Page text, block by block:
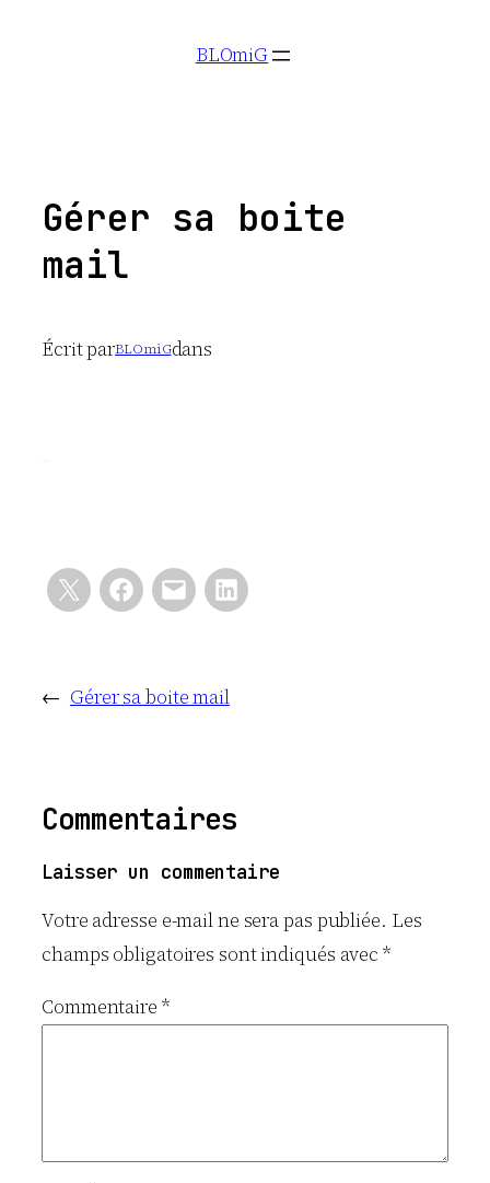
BLOmiG
Gérer sa boite
mail
Écrit parBLOmiGdans
← Gérer sa boite mail
Commentaires
Laisser un commentaire
Votre adresse e-mail ne sera pas publiée. Les
champs obligatoires sont indiqués avec*
Commentaire *